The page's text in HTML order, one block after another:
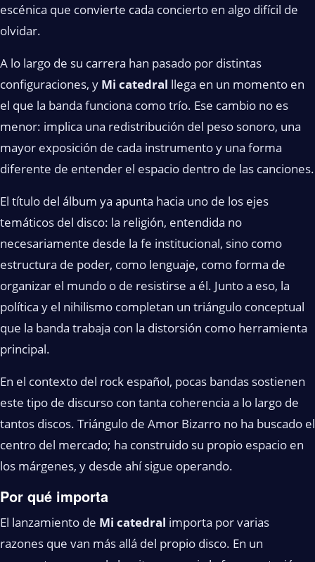
escénica que convierte cada concierto en algo difícil de
olvidar.
A lo largo de su carrera han pasado por distintas
configuraciones, y Mi catedral llega en un momento en
el que la banda funciona como trío. Ese cambio no es
menor: implica una redistribución del peso sonoro, una
mayor exposición de cada instrumento y una forma
diferente de entender el espacio dentro de las canciones.
El título del álbum ya apunta hacia uno de los ejes
temáticos del disco: la religión, entendida no
necesariamente desde la fe institucional, sino como
estructura de poder, como lenguaje, como forma de
organizar el mundo o de resistirse a él. Junto a eso, la
política y el nihilismo completan un triángulo conceptual
que la banda trabaja con la distorsión como herramienta
principal.
En el contexto del rock español, pocas bandas sostienen
este tipo de discurso con tanta coherencia a lo largo de
tantos discos. Triángulo de Amor Bizarro no ha buscado el
centro del mercado; ha construido su propio espacio en
los márgenes, y desde ahí sigue operando.
Por qué importa
El lanzamiento de Mi catedral importa por varias
razones que van más allá del propio disco. En un